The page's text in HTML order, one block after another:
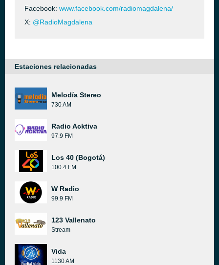
Facebook: www.facebook.com/radiomagdalena/
X: @RadioMagdalena
Estaciones relacionadas
Melodía Stereo
730 AM
Radio Acktiva
97.9 FM
Los 40 (Bogotá)
100.4 FM
W Radio
99.9 FM
123 Vallenato
Stream
Vida
1130 AM